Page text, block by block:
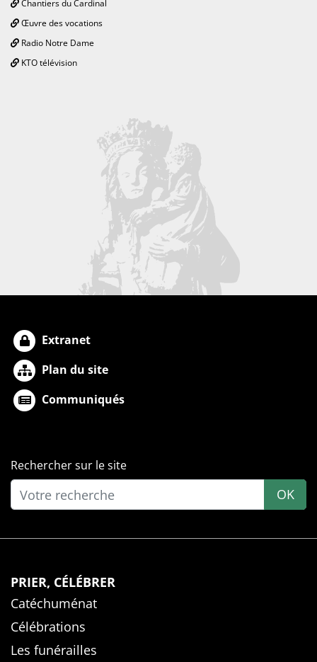
Chantiers du Cardinal
Œuvre des vocations
Radio Notre Dame
KTO télévision
Extranet
Plan du site
Communiqués
Rechercher sur le site
OK
PRIER, CÉLÉBRER
Catéchuménat
Célébrations
Les funérailles